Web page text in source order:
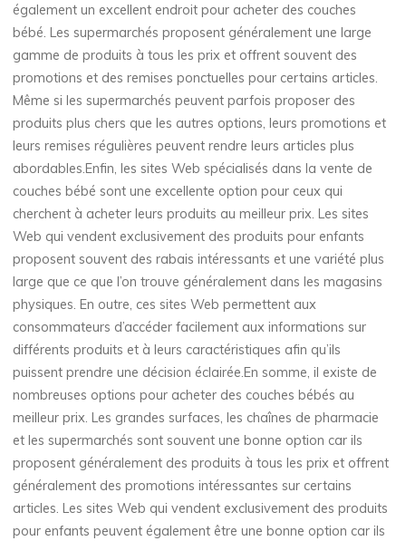
également un excellent endroit pour acheter des couches
bébé. Les supermarchés proposent généralement une large
gamme de produits à tous les prix et offrent souvent des
promotions et des remises ponctuelles pour certains articles.
Même si les supermarchés peuvent parfois proposer des
produits plus chers que les autres options, leurs promotions et
leurs remises régulières peuvent rendre leurs articles plus
abordables.Enfin, les sites Web spécialisés dans la vente de
couches bébé sont une excellente option pour ceux qui
cherchent à acheter leurs produits au meilleur prix. Les sites
Web qui vendent exclusivement des produits pour enfants
proposent souvent des rabais intéressants et une variété plus
large que ce que l’on trouve généralement dans les magasins
physiques. En outre, ces sites Web permettent aux
consommateurs d’accéder facilement aux informations sur
différents produits et à leurs caractéristiques afin qu’ils
puissent prendre une décision éclairée.En somme, il existe de
nombreuses options pour acheter des couches bébés au
meilleur prix. Les grandes surfaces, les chaînes de pharmacie
et les supermarchés sont souvent une bonne option car ils
proposent généralement des produits à tous les prix et offrent
généralement des promotions intéressantes sur certains
articles. Les sites Web qui vendent exclusivement des produits
pour enfants peuvent également être une bonne option car ils